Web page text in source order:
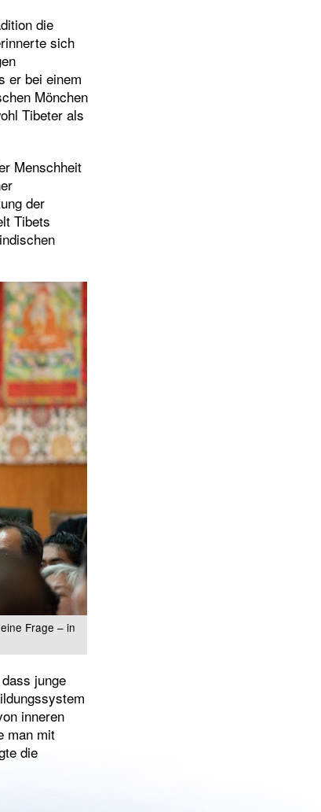
die
sich
er bei einem
Mönchen
Tibeter als
Menschheit
der
Tibets
Frage – in
junge
inneren
man mit
die